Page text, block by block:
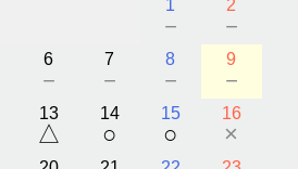
1
－
2
－
6
－
7
－
8
－
9
－
13
△
14
○
15
○
16
×